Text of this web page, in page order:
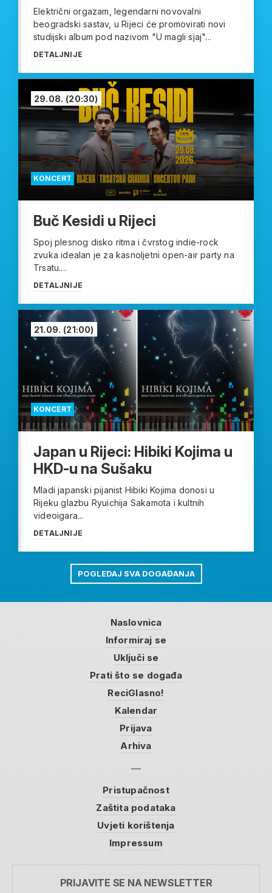
Električni orgazam, legendarni novovalni
beogradski sastav, u Rijeci će promovirati novi
studijski album pod nazivom "U magli sjaj"...
DETALJNIJE
KONCERT
29.08. (20:30)
Buč Kesidi u Rijeci
Spoj plesnog disko ritma i čvrstog indie-rock
zvuka idealan je za kasnoljetni open-air party na
Trsatu....
DETALJNIJE
KONCERT
21.09. (21:00)
Japan u Rijeci: Hibiki Kojima u
HKD-u na Sušaku
Mladi japanski pijanist Hibiki Kojima donosi u
Rijeku glazbu Ryuichija Sakamota i kultnih
videoigara...
DETALJNIJE
POGLEDAJ SVA DOGAĐANJA
Naslovnica
Informiraj se
Uključi se
Prati što se događa
ReciGlasno!
Kalendar
Prijava
Arhiva
Pristupačnost
Zaštita podataka
Uvjeti korištenja
Impressum
PRIJAVITE SE NA NEWSLETTER